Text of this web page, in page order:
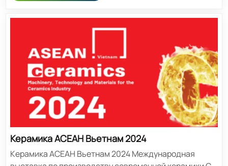
ОКСИД НИКЕЛЯ ТРИОКСИД МЫШЬЯКА ТРИОКСИД
ЛАНТАНА-ЦЕРИЯ Время публикации: 25 декабря 2024
Керамика АСЕАН Вьетнам 2024
Керамика АСЕАН Вьетнам 2024 Международная